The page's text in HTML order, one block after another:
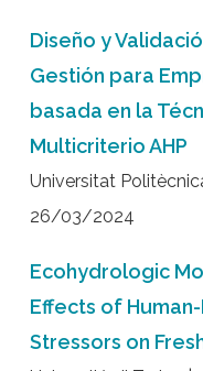
Diseño y
Gestión para
basada en la
Multicriterio AHP
Universitat
26/03/2024
Ecohydrologic
Effects of
Stressors on